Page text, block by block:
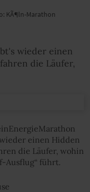
KÃ¶ln-Marathon
wieder einen
die Läufer,
einen Hidden
die Läufer, wohin
Ausflug“ führt.